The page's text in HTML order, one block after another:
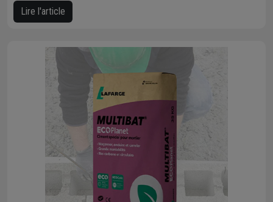
Lire l'article